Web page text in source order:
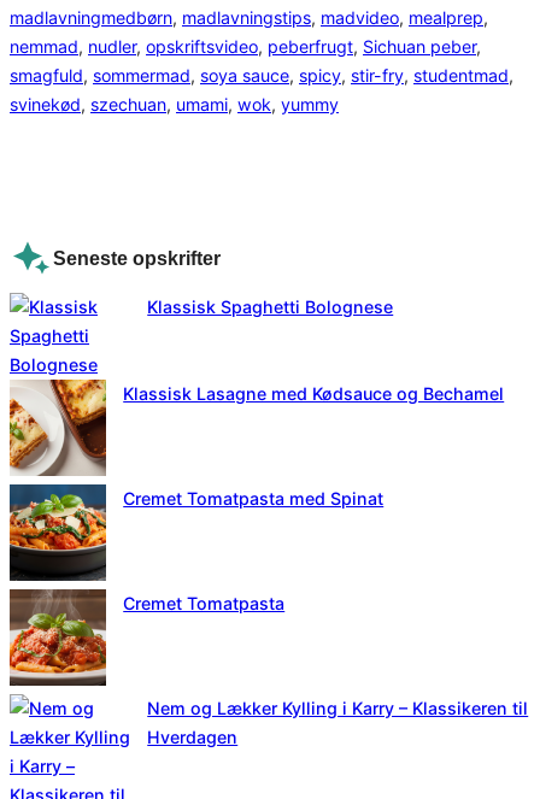
madlavningmedbørn, madlavningstips, madvideo, mealprep
nemmad, nudler, opskriftsvideo, peberfrugt, Sichuan peber
smagfuld, sommermad, soya sauce, spicy, stir-fry, studentmad
svinekød, szechuan, umami, wok, yummy
Seneste opskrifter
Klassisk Spaghetti Bolognese
Klassisk Lasagne med Kødsauce og Bechamel
Cremet Tomatpasta med Spinat
Cremet Tomatpasta
Nem og Lækker Kylling i Karry – Klassikeren til
Hverdagen